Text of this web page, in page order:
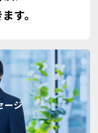
す。
ージ